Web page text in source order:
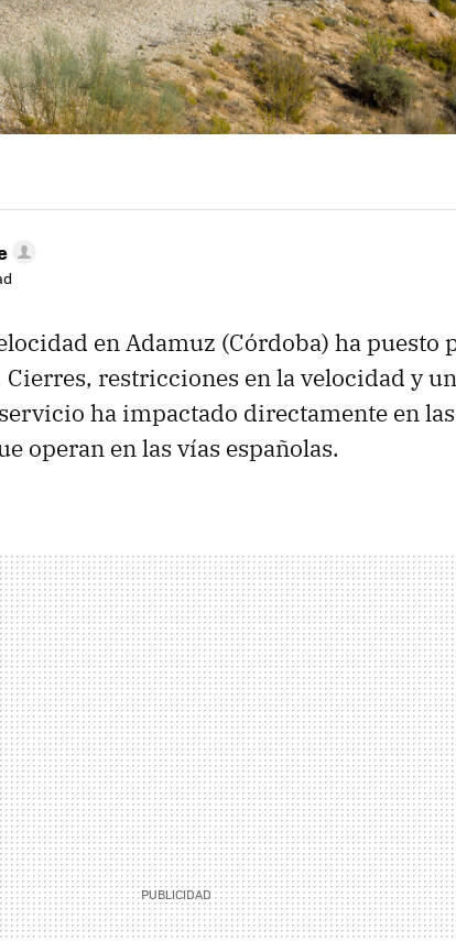
en Adamuz (Córdoba) ha puesto
restricciones en la velocidad y
ha impactado directamente en
operan en las vías españolas.